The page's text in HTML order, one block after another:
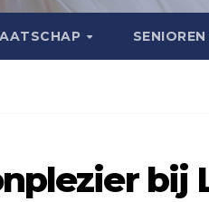
SENIOREN
bij